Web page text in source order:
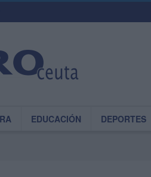
EDUCACIÓN DEPORTES